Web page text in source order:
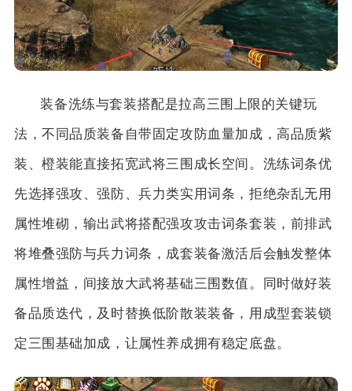
装备洗练与套装搭配是拉高三围上限的关键玩
法，不同品质装备自带固定攻防血量加成，高品质紫
装、橙装能直接拓宽武将三围成长空间。洗练词条优
先选择强攻、强防、兵力类实用词条，拒绝杂乱无用
属性堆砌，输出武将搭配强攻攻击词条套装，前排武
将堆叠强防与兵力词条，成套装备激活后会触发整体
属性增益，间接放大武将基础三围数值。同时做好装
备品质迭代，及时替换低阶散装装备，用成型套装锁
定三围基础加成，让属性养成拥有稳定底盘。